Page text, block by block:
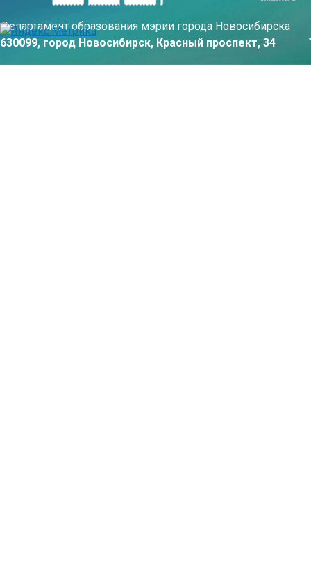
Департамент образования мэрии города Новосибирска
630099, город Новосибирск, Красный проспект, 34